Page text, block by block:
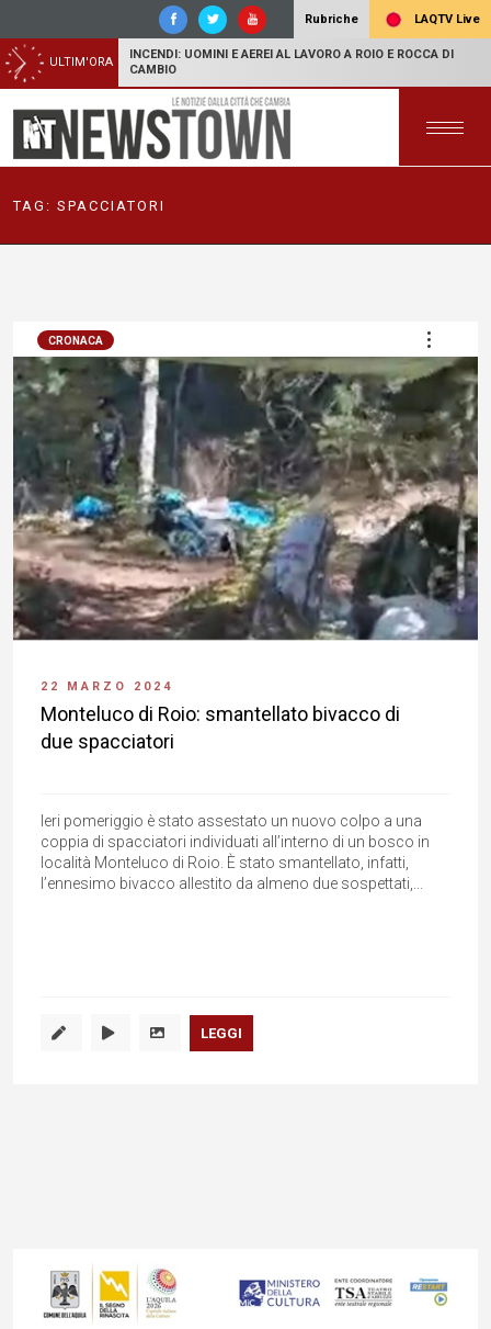
Rubriche LAQTV Live
ULTIM'ORA
INCENDI: UOMINI E AEREI AL LAVORO A ROIO E ROCCA DI
CAMBIO
TAG: SPACCIATORI
CRONACA
22 MARZO 2024
Monteluco di Roio: smantellato bivacco di
due spacciatori
Ieri pomeriggio è stato assestato un nuovo colpo a una
coppia di spacciatori individuati all’interno di un bosco in
località Monteluco di Roio. È stato smantellato, infatti,
l’ennesimo bivacco allestito da almeno due sospettati,...
LEGGI